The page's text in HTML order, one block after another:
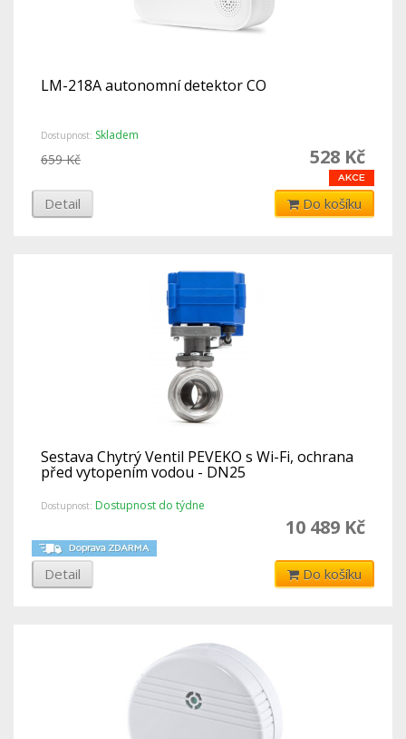
LM-218A autonomní detektor CO
Dostupnost: Skladem
528 Kč
659 Kč
Detail Do košíku
Sestava Chytrý Ventil PEVEKO s Wi-Fi, ochrana
před vytopením vodou - DN25
Dostupnost: Dostupnost do týdne
10 489 Kč
Detail Do košíku